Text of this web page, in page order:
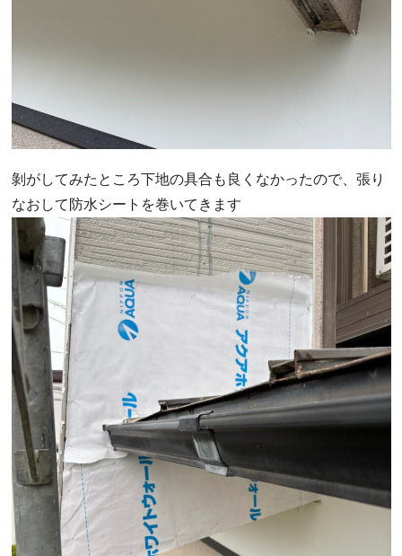
剝がしてみたところ下地の具合も良くなかったので、張り
なおして防水シートを巻いてきます